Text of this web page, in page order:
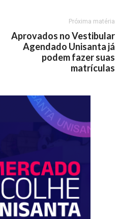
Próxima matéria
Aprovados no Vestibular
Agendado Unisanta já
podem fazer suas
matrículas